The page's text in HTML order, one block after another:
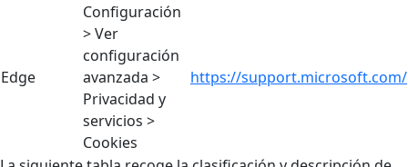
Edge
Configuración
> Ver
configuración
avanzada >
Privacidad y
servicios >
Cookies
https://support.microsoft.com/